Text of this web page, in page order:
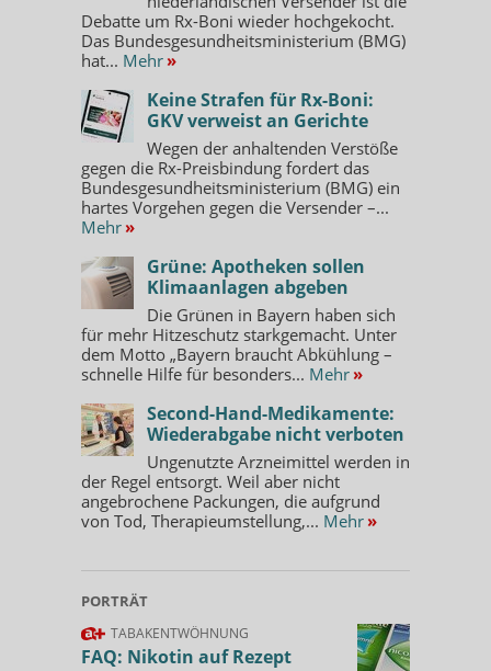
Debatte um Rx-Boni wieder hochgekocht.
Das Bundesgesundheitsministerium (BMG)
hat... Mehr »
Keine Strafen für Rx-Boni:
GKV verweist an Gerichte
Wegen der anhaltenden Verstöße
gegen die Rx-Preisbindung fordert das
Bundesgesundheitsministerium (BMG) ein
hartes Vorgehen gegen die Versender –...
Mehr »
Grüne: Apotheken sollen
Klimaanlagen abgeben
Die Grünen in Bayern haben sich
für mehr Hitzeschutz starkgemacht. Unter
dem Motto „Bayern braucht Abkühlung –
schnelle Hilfe für besonders... Mehr »
Second-Hand-Medikamente:
Wiederabgabe nicht verboten
Ungenutzte Arzneimittel werden in
der Regel entsorgt. Weil aber nicht
angebrochene Packungen, die aufgrund
von Tod, Therapieumstellung,... Mehr »
PORTRÄT
TABAKENTWÖHNUNG
FAQ: Nikotin auf Rezept